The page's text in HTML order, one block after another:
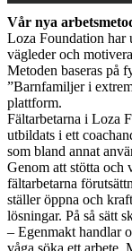
Vår nya
Loza Foundation har
vägleder och
Metoden baseras på
”Barnfamiljer i
plattform.
Fältarbetarna i Loza
utbildats i ett
som bland annat
Genom att stötta och
fältarbetarna
ställer öppna och
lösningar. På så sätt
– Egenmakt handlar
våga söka ett